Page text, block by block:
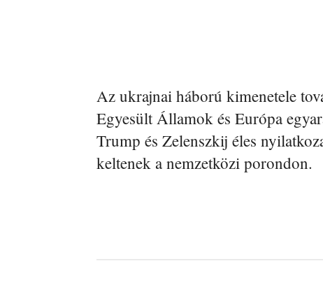
Az ukrajnai háború kimenetele
Egyesült Államok és Európa
Trump és Zelenszkij éles
keltenek a nemzetközi porondon.